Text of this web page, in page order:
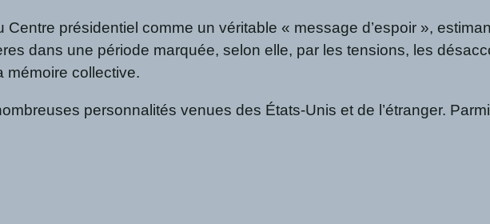
présidentiel comme un véritable « message d’espoir »,
dans une période marquée, selon elle, par les tensions, les
mémoire collective.
personnalités venues des États-Unis et de l’étranger.